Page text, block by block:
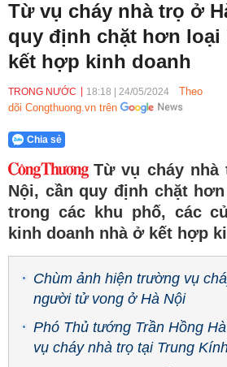
Bầu cử Quốc hội Khoá XVI
Từ vụ cháy nhà trọ ở
quy định chặt hơn
kết hợp kinh doanh
TRONG NƯỚC 18:18 24/05/2024
Theo
dõi Congthuong.vn trên
Chia sẻ
Từ vụ cháy nhà
Nội, cần quy định chặt
trong các khu phố, các
kinh doanh nhà ở kết hợp
Chùm ảnh hiện trường vụ
người tử vong ở Hà Nội
Phó Thủ tướng Trần Hồng
vụ cháy nhà trọ tại Trung